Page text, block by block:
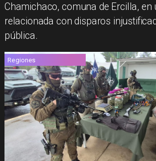
Chamichaco, comuna de Ercilla, en
relacionada con disparos
pública.
Regiones